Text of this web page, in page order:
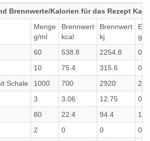
Brennwerte/Kalorien für das Rezept
Menge
g/ml
Brennwert
kcal
Brennwert
kj
g
60 538.8 2254.8
0
10 75.4 315.6
Schale
1000 700 2920
20
3 3.06 12.75
80 22.4 94.4
2 0 0
0